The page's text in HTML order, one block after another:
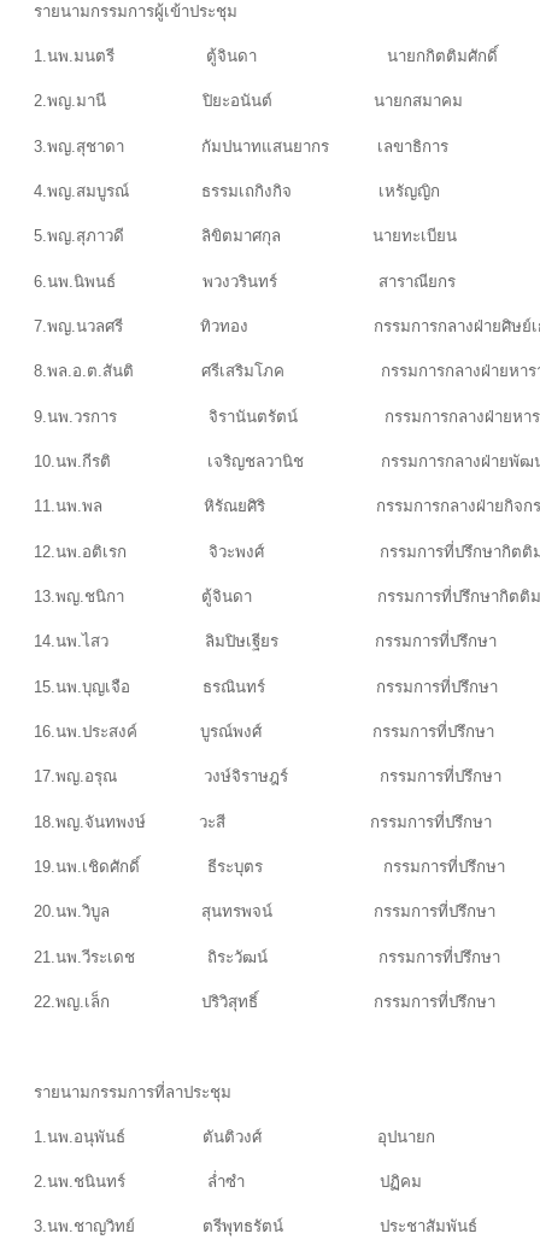
รายนามกรรมการผู้เข้าประชุม
1.นพ.มนตรี ตู้จินดา นายกกิตติมศัก
2.พญ.มานี ปิยะอนันต์ นายกสมาคม
3.พญ.สุชาดา กัมปนาทแสนยากร เลขาธิการ
4.พญ.สมบูรณ์ ธรรมเถกิงกิจ เหรัญญิก
5.พญ.สุภาวดี ลิขิตมาศกุล นายทะเบียน
6.นพ.นิพนธ์ พวงวรินทร์ สาราณียกร
7.พญ.นวลศรี ทิวทอง กรรมการกลางฝ่ายศิษย์เก่
8.พล.อ.ต.สันติ ศรีเสริมโภค กรรมการกลางฝ่ายหารายได้
9.นพ.วรการ จิรานันตรัตน์ กรรมการกลางฝ่ายหารายได้
10.นพ.กีรติ เจริญชลวานิช กรรมการกลางฝ่ายพัฒนาส
11.นพ.พล หิรัณยศิริ กรรมการกลางฝ่ายกิจกรร
12.นพ.อติเรก จิวะพงศ์ กรรมการที่ปรึกษากิตติม
13.พญ.ชนิกา ตู้จินดา กรรมการที่ปรึกษากิตติม
14.นพ.ไสว ลิมปิษเฐียร กรรมการที่ปรึกษา
15.นพ.บุญเจือ ธรณินทร์ กรรมการที่ปรึกษา
16.นพ.ประสงค์ บูรณ์พงศ์ กรรมการที่ปรึกษา
17.พญ.อรุณ วงษ์จิราษฎร์ กรรมการที่ปรึกษา
18.พญ.จันทพงษ์ วะสี กรรมการที่ปรึกษา
19.นพ.เชิดศักดิ์ ธีระบุตร กรรมการที่ปรึกษา
20.นพ.วิบูล สุนทรพจน์ กรรมการที่ปรึกษา
21.นพ.วีระเดช ถิระวัฒน์ กรรมการที่ปรึกษา
22.พญ.เล็ก ปริวิสุทธิ์ กรรมการที่ปรึกษา
รายนามกรรมการที่ลาประชุม
1.นพ.อนุพันธ์ ตันติวงศ์ อุปนายก
2.นพ.ชนินทร์ ล่ำซำ ปฏิคม
3.นพ.ชาญวิทย์ ตรีพุทธรัตน์ ประชาสัมพัน